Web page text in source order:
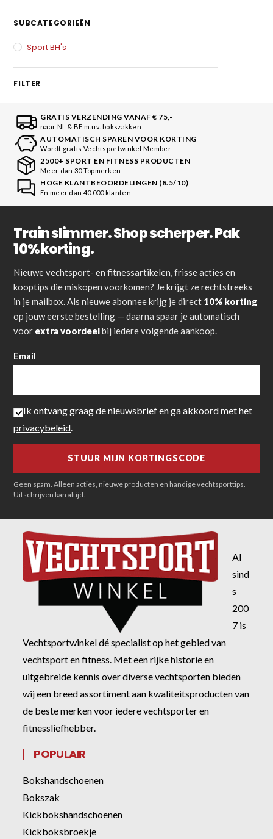
SUBCATEGORIEËN
Sport BH's
FILTER
GRATIS VERZENDING VANAF € 75,-
naar NL & BE m.u.v. bokszakken
AUTOMATISCH SPAREN VOOR KORTING
Wordt gratis Vechtsportwinkel Member
2500+ SPORT EN FITNESS PRODUCTEN
Meer dan 30 Topmerken
HOGE KLANTBEOORDELINGEN (8.5/10)
En meer dan 40.000 klanten
Train slimmer. Shop scherper. Pak
10% korting.
Nieuwe vechtsport- en fitnessartikelen, frisse acties en
kooptips die miskopen voorkomen? Je krijgt ze rechtstreeks
in je mailbox. Als nieuwe abonnee krijg je direct 10% korting
op jouw eerste bestelling — daarna spaar je automatisch
voor extra voordeelbij iedere volgende aankoop.
Email
Ik ontvang graag de nieuwsbrief en ga akkoord met het
privacybeleid.
Geen spam. Alleen acties, nieuwe producten en handige vechtsporttips.
Uitschrijven kan altijd.
Al
sind
s
200
7 is
Vechtsportwinkel dé specialist op het gebied van
vechtsport en fitness. Met een rijke historie en
uitgebreide kennis over diverse vechtsporten bieden
wij een breed assortiment aan kwaliteitsproducten van
de beste merken voor iedere vechtsporter en
fitnessliefhebber.
POPULAIR
Bokshandschoenen
Bokszak
Kickbokshandschoenen
Kickboksbroekje